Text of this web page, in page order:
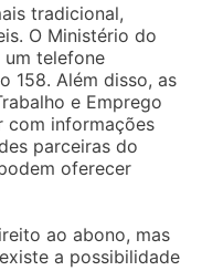
tradicional,
O Ministério do
um telefone
158. Além disso, as
e Emprego
com informações
parceiras do
oferecer
ao abono, mas
a possibilidade